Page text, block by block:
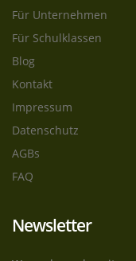
Für Unternehmen
Für Schulklassen
Blog
Kontakt
Impressum
Datenschutz
AGBs
FAQ
Newsletter